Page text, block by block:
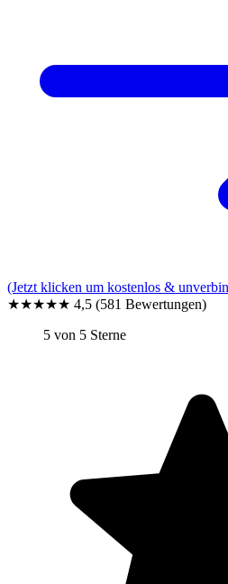
(Jetzt klicken um kostenlos &
★★★★★ 4,5 (581 Bewertungen)
5 von 5 Sterne